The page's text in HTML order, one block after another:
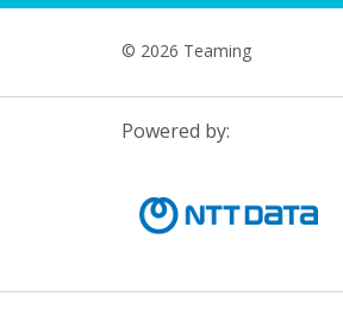
© 2026 Teaming
Powered by: